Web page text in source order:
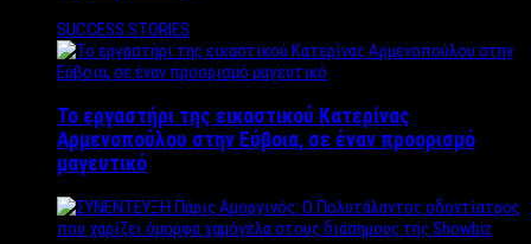
SUCCESS STORIES
Το εργαστήρι της εικαστικού Κατερίνας
Αρμενοπούλου στην Εύβοια, σε έναν προορισμό
μαγευτικό